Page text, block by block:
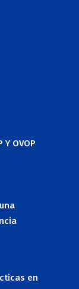
Y OVOP
en